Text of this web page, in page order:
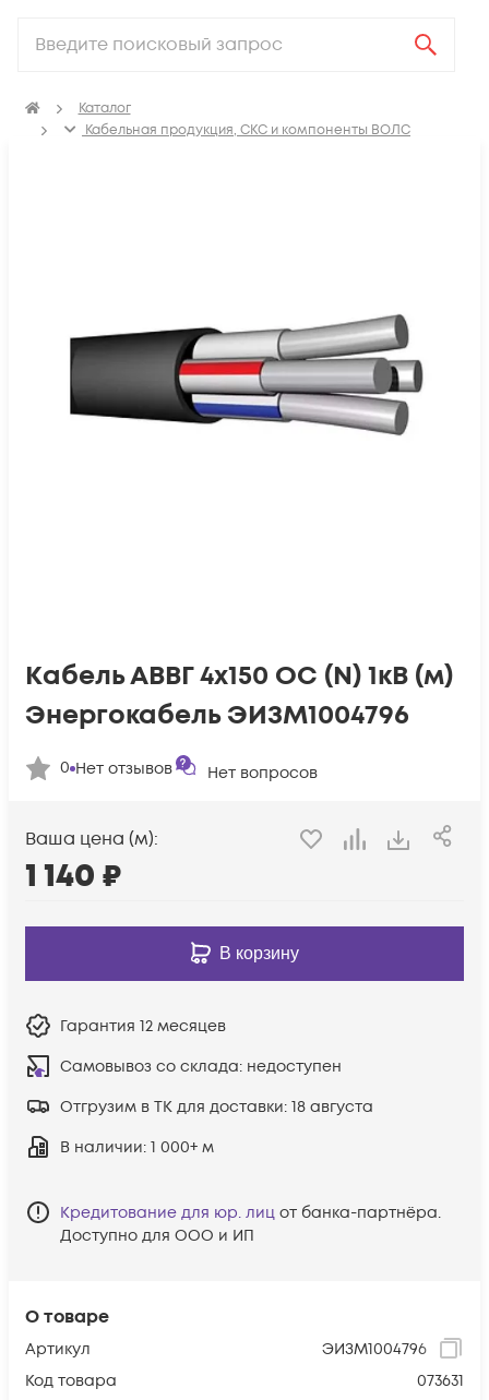
Каталог
Кабельная продукция, СКС и компоненты ВОЛС
О товаре
Артикул
ЭИЗМ1004796
Код товара
073631
Кабель АВВГ 4х150 ОС (N) 1кВ (м)
Энергокабель ЭИЗМ1004796
0 Нет отзывов Нет вопросов
Ваша цена (м):
1 140 ₽
В корзину
Гарантия 12 месяцев
Самовывоз со склада: недоступен
Отгрузим в ТК для доставки: 18 августа
В наличии: 1 000+ м
Кредитование для юр. лиц от банка-партнёра.
Доступно для ООО и ИП